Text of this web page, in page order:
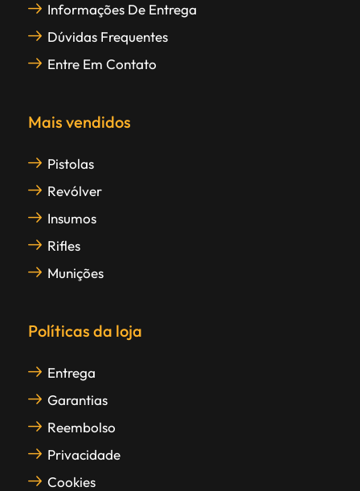
Informações De Entrega
Dúvidas Frequentes
Entre Em Contato
Mais vendidos
Pistolas
Revólver
Insumos
Rifles
Munições
Políticas da loja
Entrega
Garantias
Reembolso
Privacidade
Cookies